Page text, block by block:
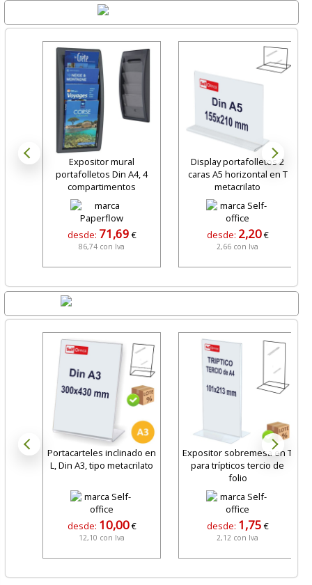
Expositor mural
portafolletos Din A4, 4
compartimentos
desde: 71,69 €
86,74 con Iva
Display portafolletos 2
caras A5 horizontal en T
metacrilato
desde: 2,20€
2,66 con Iva
Portacarteles inclinado en
L, Din A3, tipo metacrilato
desde: 10,00€
12,10 con Iva
Expositor sobremesa en T
para trípticos tercio de
folio
desde: 1,75 €
2,12 con Iva